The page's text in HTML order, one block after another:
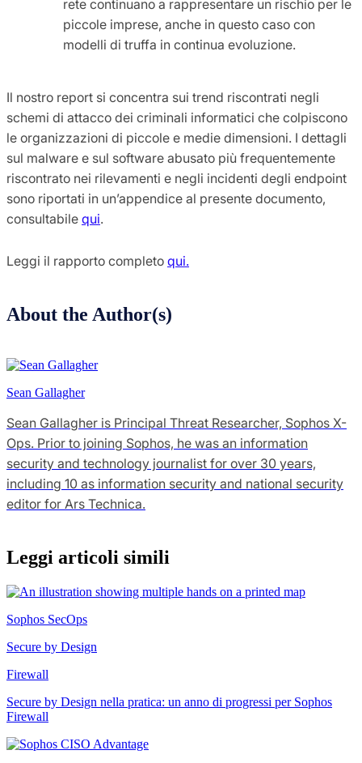
rete continuano a rappresentare un rischio per le
piccole imprese, anche in questo caso con
modelli di truffa in continua evoluzione.
Il nostro report si concentra sui trend riscontrati negli
schemi di attacco dei criminali informatici che colpiscono
le organizzazioni di piccole e medie dimensioni. I dettagli
sul malware e sul software abusato più frequentemente
riscontrato nei rilevamenti e negli incidenti degli endpoint
sono riportati in un’appendice al presente documento,
consultabile qui.
Leggi il rapporto completo qui.
About the Author(s)
Sean Gallagher
Sean Gallagher is Principal Threat Researcher, Sophos X-
Ops. Prior to joining Sophos, he was an information
security and technology journalist for over 30 years,
including 10 as information security and national security
editor for Ars Technica.
Leggi articoli simili
Sophos SecOps
Secure by Design
Firewall
Secure by Design nella pratica: un anno di progressi per Sophos
Firewall